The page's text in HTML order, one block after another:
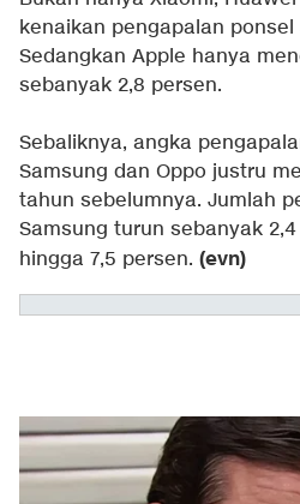
kenaikan pengapalan
Sedangkan Apple hanya
sebanyak 2,8 persen.
Sebaliknya, angka
Samsung dan Oppo justru
tahun sebelumnya. Jumlah
Samsung turun sebanyak
hingga 7,5 persen. (evn)